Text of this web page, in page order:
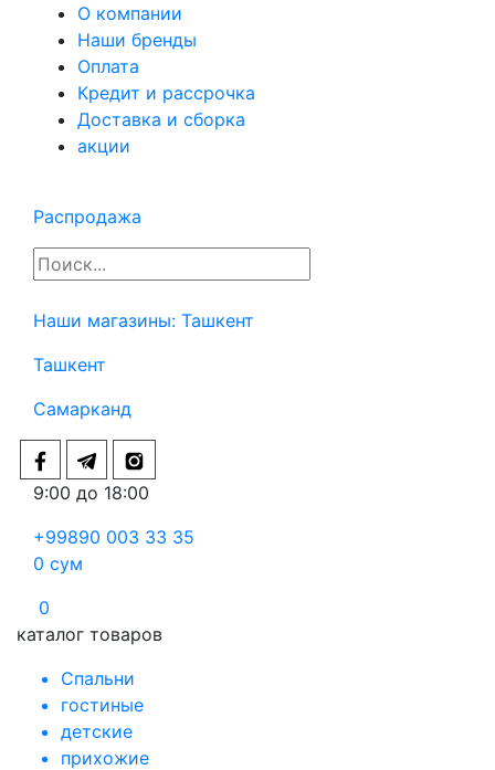
О компании
Наши бренды
Оплата
Кредит и рассрочка
Доставка и сборка
акции
Распродажа
Наши магазины: Ташкент
Ташкент
Самарканд
9:00 до 18:00
+99890 003 33 35
0 сум
0
каталог товаров
Спальни
гостиные
детские
прихожие